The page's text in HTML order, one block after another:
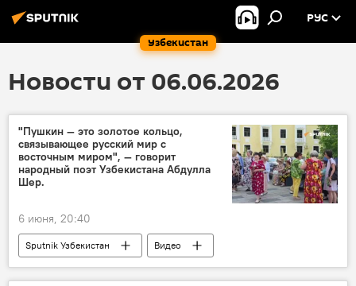
Узбекистан
РУС
Новости от 06.06.2026
"Пушкин — это золотое кольцо,
связывающее русский мир с
восточным миром", — говорит
народный поэт Узбекистана Абдулла
Шер.
6 июня, 20:40
Sputnik Узбекистан Видео